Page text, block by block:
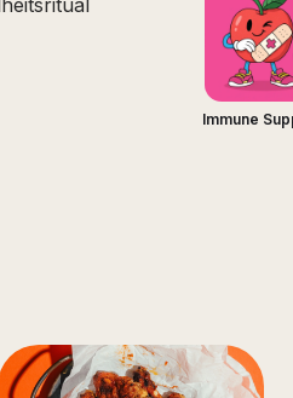
Immune